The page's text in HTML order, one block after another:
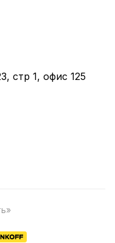
стр 1, офис 125